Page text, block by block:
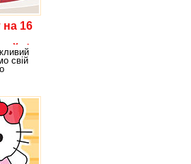
на 16
свій